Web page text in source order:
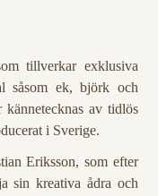
tillverkar exklusiva
såsom ek, björk och
av tidlös
i Sverige.
Eriksson, som efter
sin kreativa ådra och